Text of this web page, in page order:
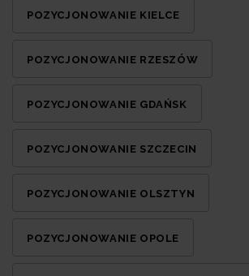
POZYCJONOWANIE KIELCE
POZYCJONOWANIE RZESZÓW
POZYCJONOWANIE GDAŃSK
POZYCJONOWANIE SZCZECIN
POZYCJONOWANIE OLSZTYN
POZYCJONOWANIE OPOLE